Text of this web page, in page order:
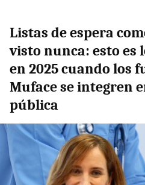
Listas de espera
visto nunca: esto es
en 2025 cuando los
Muface se integren
pública